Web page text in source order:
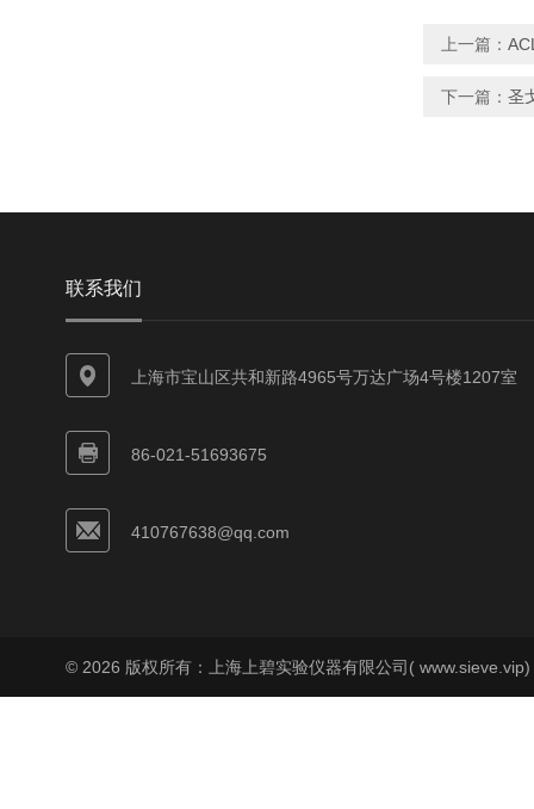
上一篇：
下一篇： 圣
联系我们
上海市宝山区共和新路4965号万达广场4号楼1207室
86-021-51693675
410767638@qq.com
© 2026 版权所有：上海上碧实验仪器有限公司(